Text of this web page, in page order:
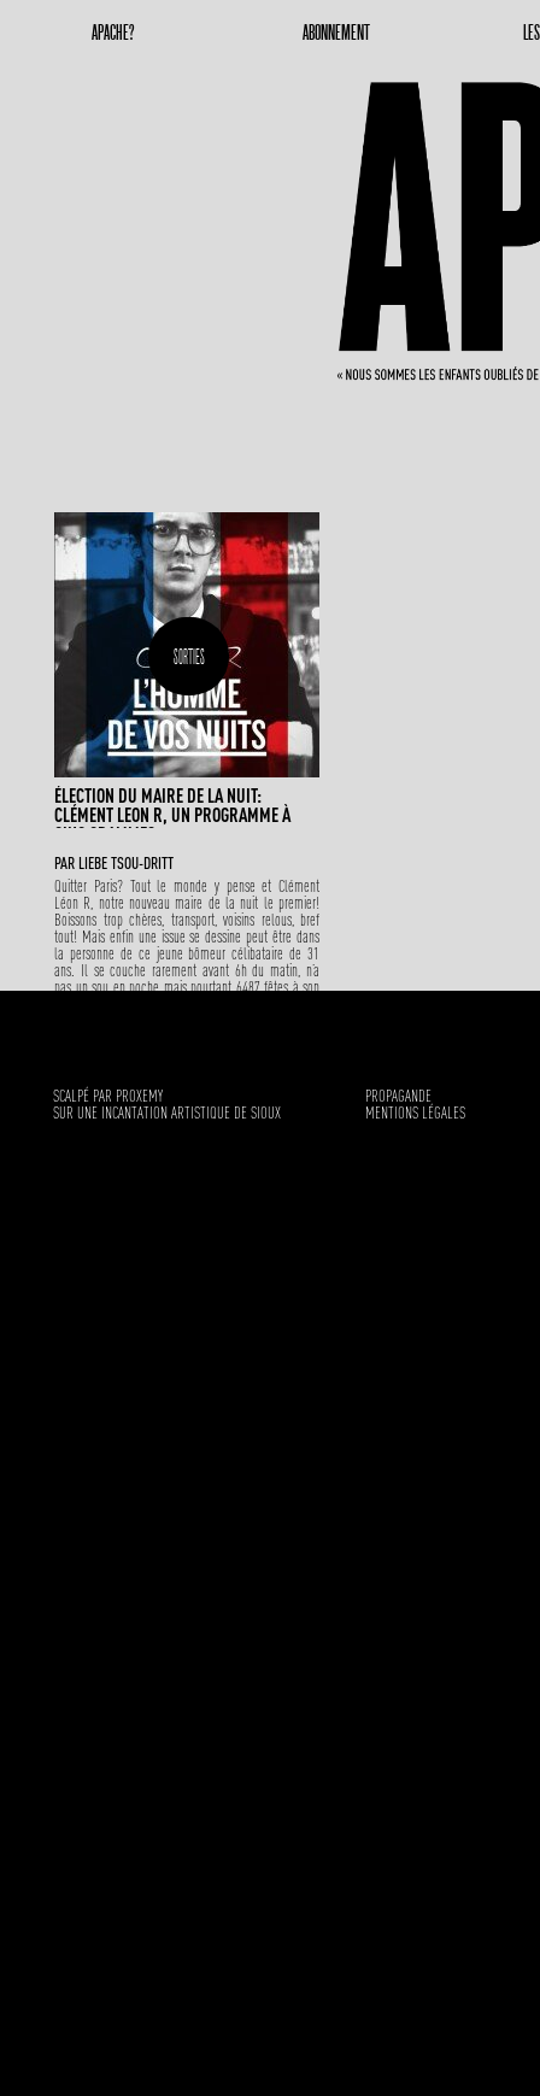
APACHE? ABONNEMENT
SORTIES
ÉLECTION DU MAIRE DE LA NUIT:
CLÉMENT LEON R, UN PROGRAMME À
CINQ GRAMMES
PARLIEBE TSOU-DRITT
Quitter Paris? Tout le monde y pense et Clément
Léon R, notre nouveau maire de la nuit le premier!
Boissons trop chères, transport, voisins relous, bref
tout! Mais enfin une issue se dessine peut être dans
la personne de ce jeune bômeur célibataire de 31
ans. Il se couche rarement avant 6h du matin, n’a
pas un sou en poche mais pourtant 6487 fêtes à son
SCALPÉ PAR PROXEMY
SUR UNE INCANTATION ARTISTIQUE DE SIOUX
PROPAGANDE
MENTIONS LÉGALES